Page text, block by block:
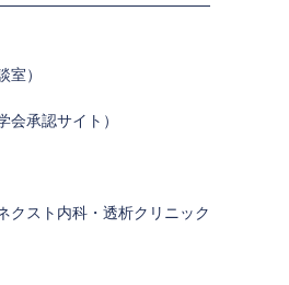
）
承認サイト）
スト内科・透析クリニック